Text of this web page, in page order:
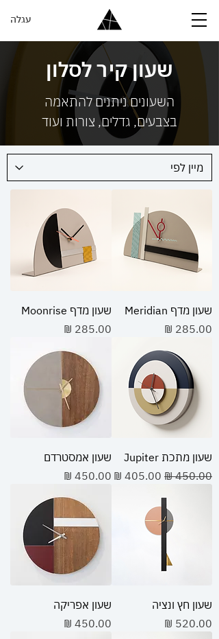
עגלה
שעון קיר לסלון
השעונים ניתנים להתאמה
בצבעים, גדלים, צורות ועוד
שעון מדף Meridian
מחיר
שעון מדף Moonrise
מחיר
שעון מתכת Jupiter
מחיר רגיל
מחיר מבצע
שעון אמסטרדם
מחיר
שעון חץ ונציה
מחיר
שעון אפריקה
מחיר